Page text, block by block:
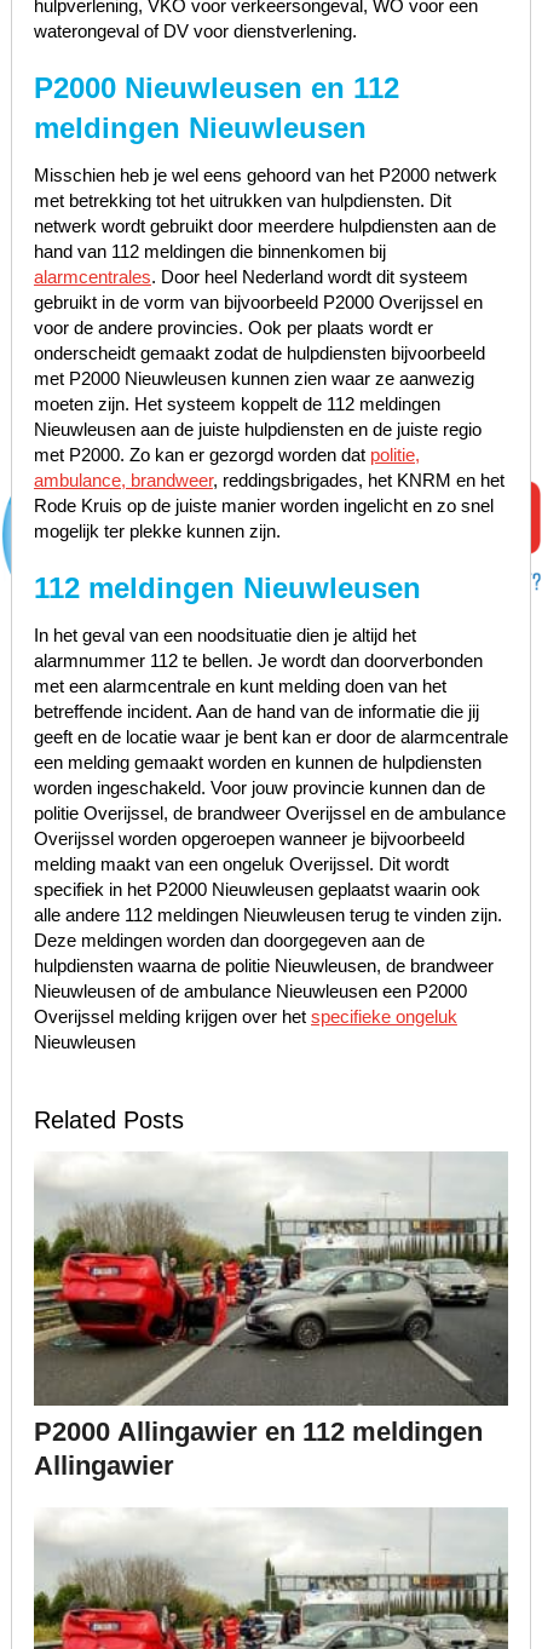
hulpverlening, VKO voor verkeersongeval, WO voor een
waterongeval of DV voor dienstverlening.
P2000 Nieuwleusen en 112
meldingen Nieuwleusen
Misschien heb je wel eens gehoord van het P2000 netwerk
met betrekking tot het uitrukken van hulpdiensten. Dit
netwerk wordt gebruikt door meerdere hulpdiensten aan de
hand van 112 meldingen die binnenkomen bij
alarmcentrales. Door heel Nederland wordt dit systeem
gebruikt in de vorm van bijvoorbeeld P2000 Overijssel en
voor de andere provincies. Ook per plaats wordt er
onderscheidt gemaakt zodat de hulpdiensten bijvoorbeeld
met P2000 Nieuwleusen kunnen zien waar ze aanwezig
moeten zijn. Het systeem koppelt de 112 meldingen
Nieuwleusen aan de juiste hulpdiensten en de juiste regio
met P2000. Zo kan er gezorgd worden dat politie,
ambulance, brandweer, reddingsbrigades, het KNRM en het
Rode Kruis op de juiste manier worden ingelicht en zo snel
mogelijk ter plekke kunnen zijn.
112 meldingen Nieuwleusen
In het geval van een noodsituatie dien je altijd het
alarmnummer 112 te bellen. Je wordt dan doorverbonden
met een alarmcentrale en kunt melding doen van het
betreffende incident. Aan de hand van de informatie die jij
geeft en de locatie waar je bent kan er door de alarmcentrale
een melding gemaakt worden en kunnen de hulpdiensten
worden ingeschakeld. Voor jouw provincie kunnen dan de
politie Overijssel, de brandweer Overijssel en de ambulance
Overijssel worden opgeroepen wanneer je bijvoorbeeld
melding maakt van een ongeluk Overijssel. Dit wordt
specifiek in het P2000 Nieuwleusen geplaatst waarin ook
alle andere 112 meldingen Nieuwleusen terug te vinden zijn.
Deze meldingen worden dan doorgegeven aan de
hulpdiensten waarna de politie Nieuwleusen, de brandweer
Nieuwleusen of de ambulance Nieuwleusen een P2000
Overijssel melding krijgen over het specifieke ongeluk
Nieuwleusen
Related Posts
P2000 Allingawier en 112 meldingen
Allingawier